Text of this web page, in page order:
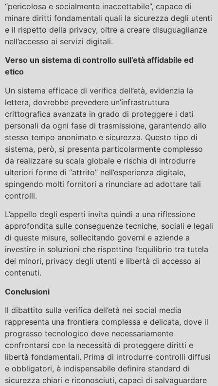
“pericolosa e socialmente inaccettabile”, capace di
minare diritti fondamentali quali la sicurezza degli utenti
e il rispetto della privacy, oltre a creare disuguaglianze
nell’accesso ai servizi digitali.
Verso un sistema di controllo sull’età affidabile ed
etico
Un sistema efficace di verifica dell’età, evidenzia la
lettera, dovrebbe prevedere un’infrastruttura
crittografica avanzata in grado di proteggere i dati
personali da ogni fase di trasmissione, garantendo allo
stesso tempo anonimato e sicurezza. Questo tipo di
sistema, però, si presenta particolarmente complesso
da realizzare su scala globale e rischia di introdurre
ulteriori forme di “attrito” nell’esperienza digitale,
spingendo molti fornitori a rinunciare ad adottare tali
controlli.
L’appello degli esperti invita quindi a una riflessione
approfondita sulle conseguenze tecniche, sociali e legali
di queste misure, sollecitando governi e aziende a
investire in soluzioni che rispettino l’equilibrio tra tutela
dei minori, privacy degli utenti e libertà di accesso ai
contenuti.
Conclusioni
Il dibattito sulla verifica dell’età nei social media
rappresenta una frontiera complessa e delicata, dove il
progresso tecnologico deve necessariamente
confrontarsi con la necessità di proteggere diritti e
libertà fondamentali. Prima di introdurre controlli diffusi
e obbligatori, è indispensabile definire standard di
sicurezza chiari e riconosciuti, capaci di salvaguardare